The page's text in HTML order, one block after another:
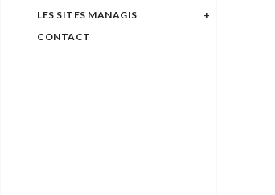
LES SITES MANAGIS
CONTACT